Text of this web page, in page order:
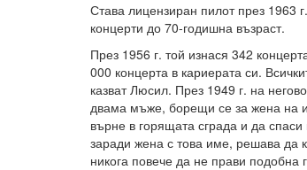
Става лицензиран пилот през 1963
концерти до 70-годишна възраст.
През 1956 г. той изнася 342
000 концерта в кариерата си.
казват Люсил. През 1949 г. на
двама мъже, борещи се за жена на
върне в горящата сграда и да спаси
заради жена с това име, решава да
никога повече да не прави подобна